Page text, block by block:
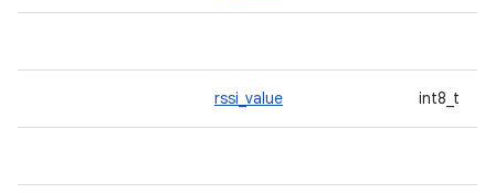
int8_t
rssi_value